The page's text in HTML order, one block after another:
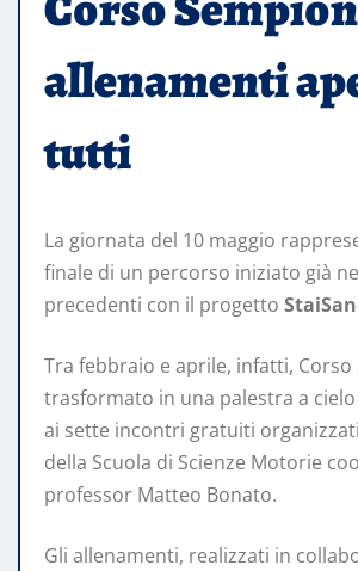
allenamenti
tutti
La giornata del 10 maggio
finale di un percorso iniziato già
precedenti con il progetto
Tra febbraio e aprile, infatti, Corso
trasformato in una palestra a
ai sette incontri gratuiti
della Scuola di Scienze Motorie
professor Matteo Bonato.
Gli allenamenti, realizzati in